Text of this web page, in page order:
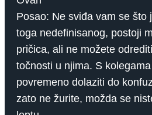
Posao: Ne sviđa vam se što
toga nedefinisanog, postoji
pričica, ali ne možete
točnosti u njima. S
povremeno dolaziti do
zato ne žurite, možda se